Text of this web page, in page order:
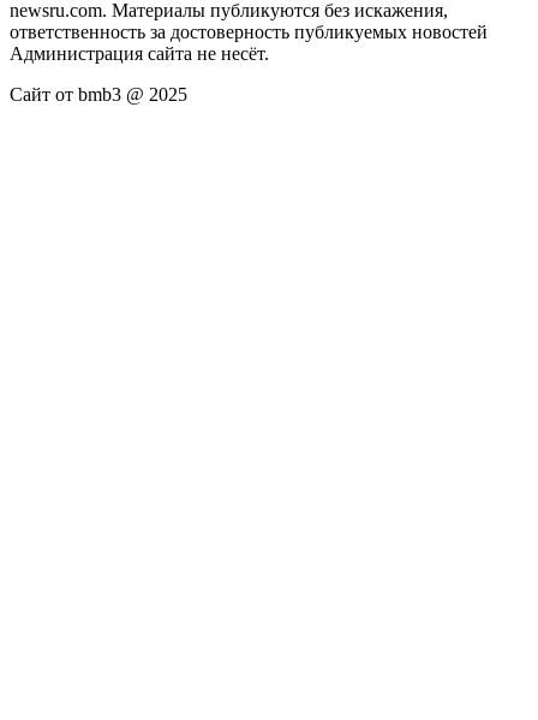
newsru.com. Материалы публикуются без искажения,
ответственность за достоверность публикуемых новостей
Администрация сайта не несёт.
Сайт от bmb3 @ 2025